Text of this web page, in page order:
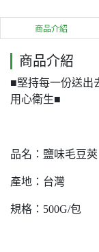
商品介紹
商品介紹
■堅持每一份送出
用心衛生■
品名：鹽味毛豆莢
產地：台灣
規格：500G/包